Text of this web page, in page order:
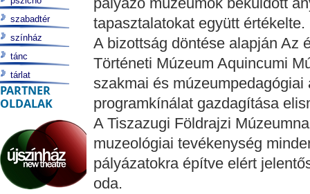
tapasztalatokat együtt értékelte.
A bizottság döntése alapján Az
Történeti Múzeum Aquincumi
szakmai és
programkínálat gazdagítása
A Tiszazugi Földrajzi
muzeológiai tevékenység
pályázatokra építve elért
oda.
szabadtér
színház
tánc
tárlat
PARTNER
OLDALAK